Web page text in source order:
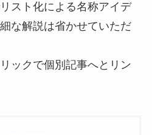
スト化による名称アイデ
な解説は省かせていただ
ックで個別記事へとリン